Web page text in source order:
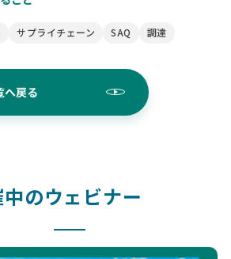
サプライチェーン SAQ 調達
へ戻る
中のウェビナー